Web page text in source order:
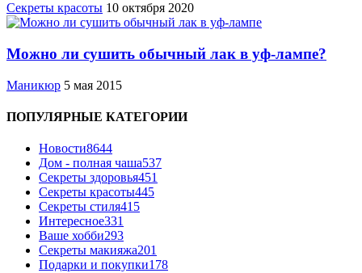
Секреты красоты 10 октября 2020
Можно ли сушить обычный лак в уф-лампе?
Маникюр 5 мая 2015
ПОПУЛЯРНЫЕ КАТЕГОРИИ
Новости8644
Дом - полная чаша537
Cекреты здоровья451
Секреты красоты445
Секреты стиля415
Интересное331
Ваше хобби293
Секреты макияжа201
Подарки и покупки178